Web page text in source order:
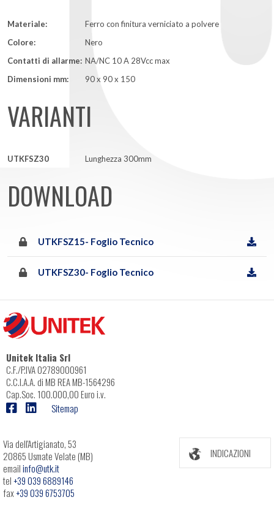
Materiale:
Ferro con finitura verniciato a polvere
Colore:
Nero
Contatti di allarme: NA/NC 10 A 28Vcc max
Dimensioni mm:
90 x 90 x 150
VARIANTI
UTKFSZ30 Lunghezza 300mm
DOWNLOAD
UTKFSZ15- Foglio Tecnico
UTKFSZ30- Foglio Tecnico
Unitek Italia Srl
C.F./P.IVA 02789000961
C.C.I.A.A. di MB REA MB-1564296
Cap.Soc. 100.000,00 Euro i.v.
Sitemap
Via dell'Artigianato, 53
20865 Usmate Velate (MB)
emailinfo@utk.it
tel+39 039 6889146
fax+39 039 6753705
INDICAZIONI